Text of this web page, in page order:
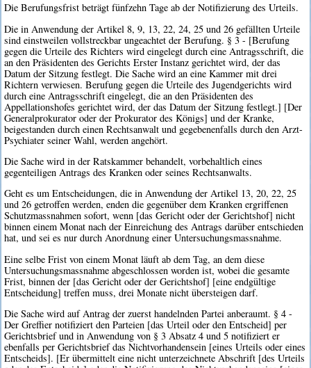
Die Berufungsfrist beträgt fünfzehn Tage ab der Notifizierung des Urteils.
Die in Anwendung der Artikel 8, 9, 13, 22, 24, 25 und 26 gefällten Urteile
sind einstweilen vollstreckbar ungeachtet der Berufung. § 3 - [Berufung
gegen die Urteile des Richters wird eingelegt durch eine Antragsschrift, die
an den Präsidenten des Gerichts Erster Instanz gerichtet wird, der das
Datum der Sitzung festlegt. Die Sache wird an eine Kammer mit drei
Richtern verwiesen. Berufung gegen die Urteile des Jugendgerichts wird
durch eine Antragsschrift eingelegt, die an den Präsidenten des
Appellationshofes gerichtet wird, der das Datum der Sitzung festlegt.] [Der
Generalprokurator oder der Prokurator des Königs] und der Kranke,
beigestanden durch einen Rechtsanwalt und gegebenenfalls durch den Arzt-
Psychiater seiner Wahl, werden angehört.
Die Sache wird in der Ratskammer behandelt, vorbehaltlich eines
gegenteiligen Antrags des Kranken oder seines Rechtsanwalts.
Geht es um Entscheidungen, die in Anwendung der Artikel 13, 20, 22, 25
und 26 getroffen werden, enden die gegenüber dem Kranken ergriffenen
Schutzmassnahmen sofort, wenn [das Gericht oder der Gerichtshof] nicht
binnen einem Monat nach der Einreichung des Antrags darüber entschieden
hat, und sei es nur durch Anordnung einer Untersuchungsmassnahme.
Eine selbe Frist von einem Monat läuft ab dem Tag, an dem diese
Untersuchungsmassnahme abgeschlossen worden ist, wobei die gesamte
Frist, binnen der [das Gericht oder der Gerichtshof] [eine endgültige
Entscheidung] treffen muss, drei Monate nicht übersteigen darf.
Die Sache wird auf Antrag der zuerst handelnden Partei anberaumt. § 4 -
Der Greffier notifiziert den Parteien [das Urteil oder den Entscheid] per
Gerichtsbrief und in Anwendung von § 3 Absatz 4 und 5 notifiziert er
ebenfalls per Gerichtsbrief das Nichtvorhandensein [eines Urteils oder eines
Entscheids]. [Er übermittelt eine nicht unterzeichnete Abschrift [des Urteils